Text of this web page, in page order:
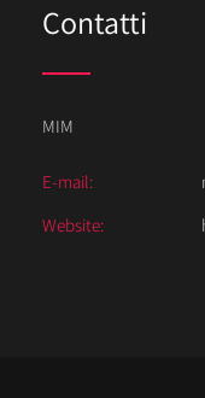
Contatti
MIM
E-mail:
Website: